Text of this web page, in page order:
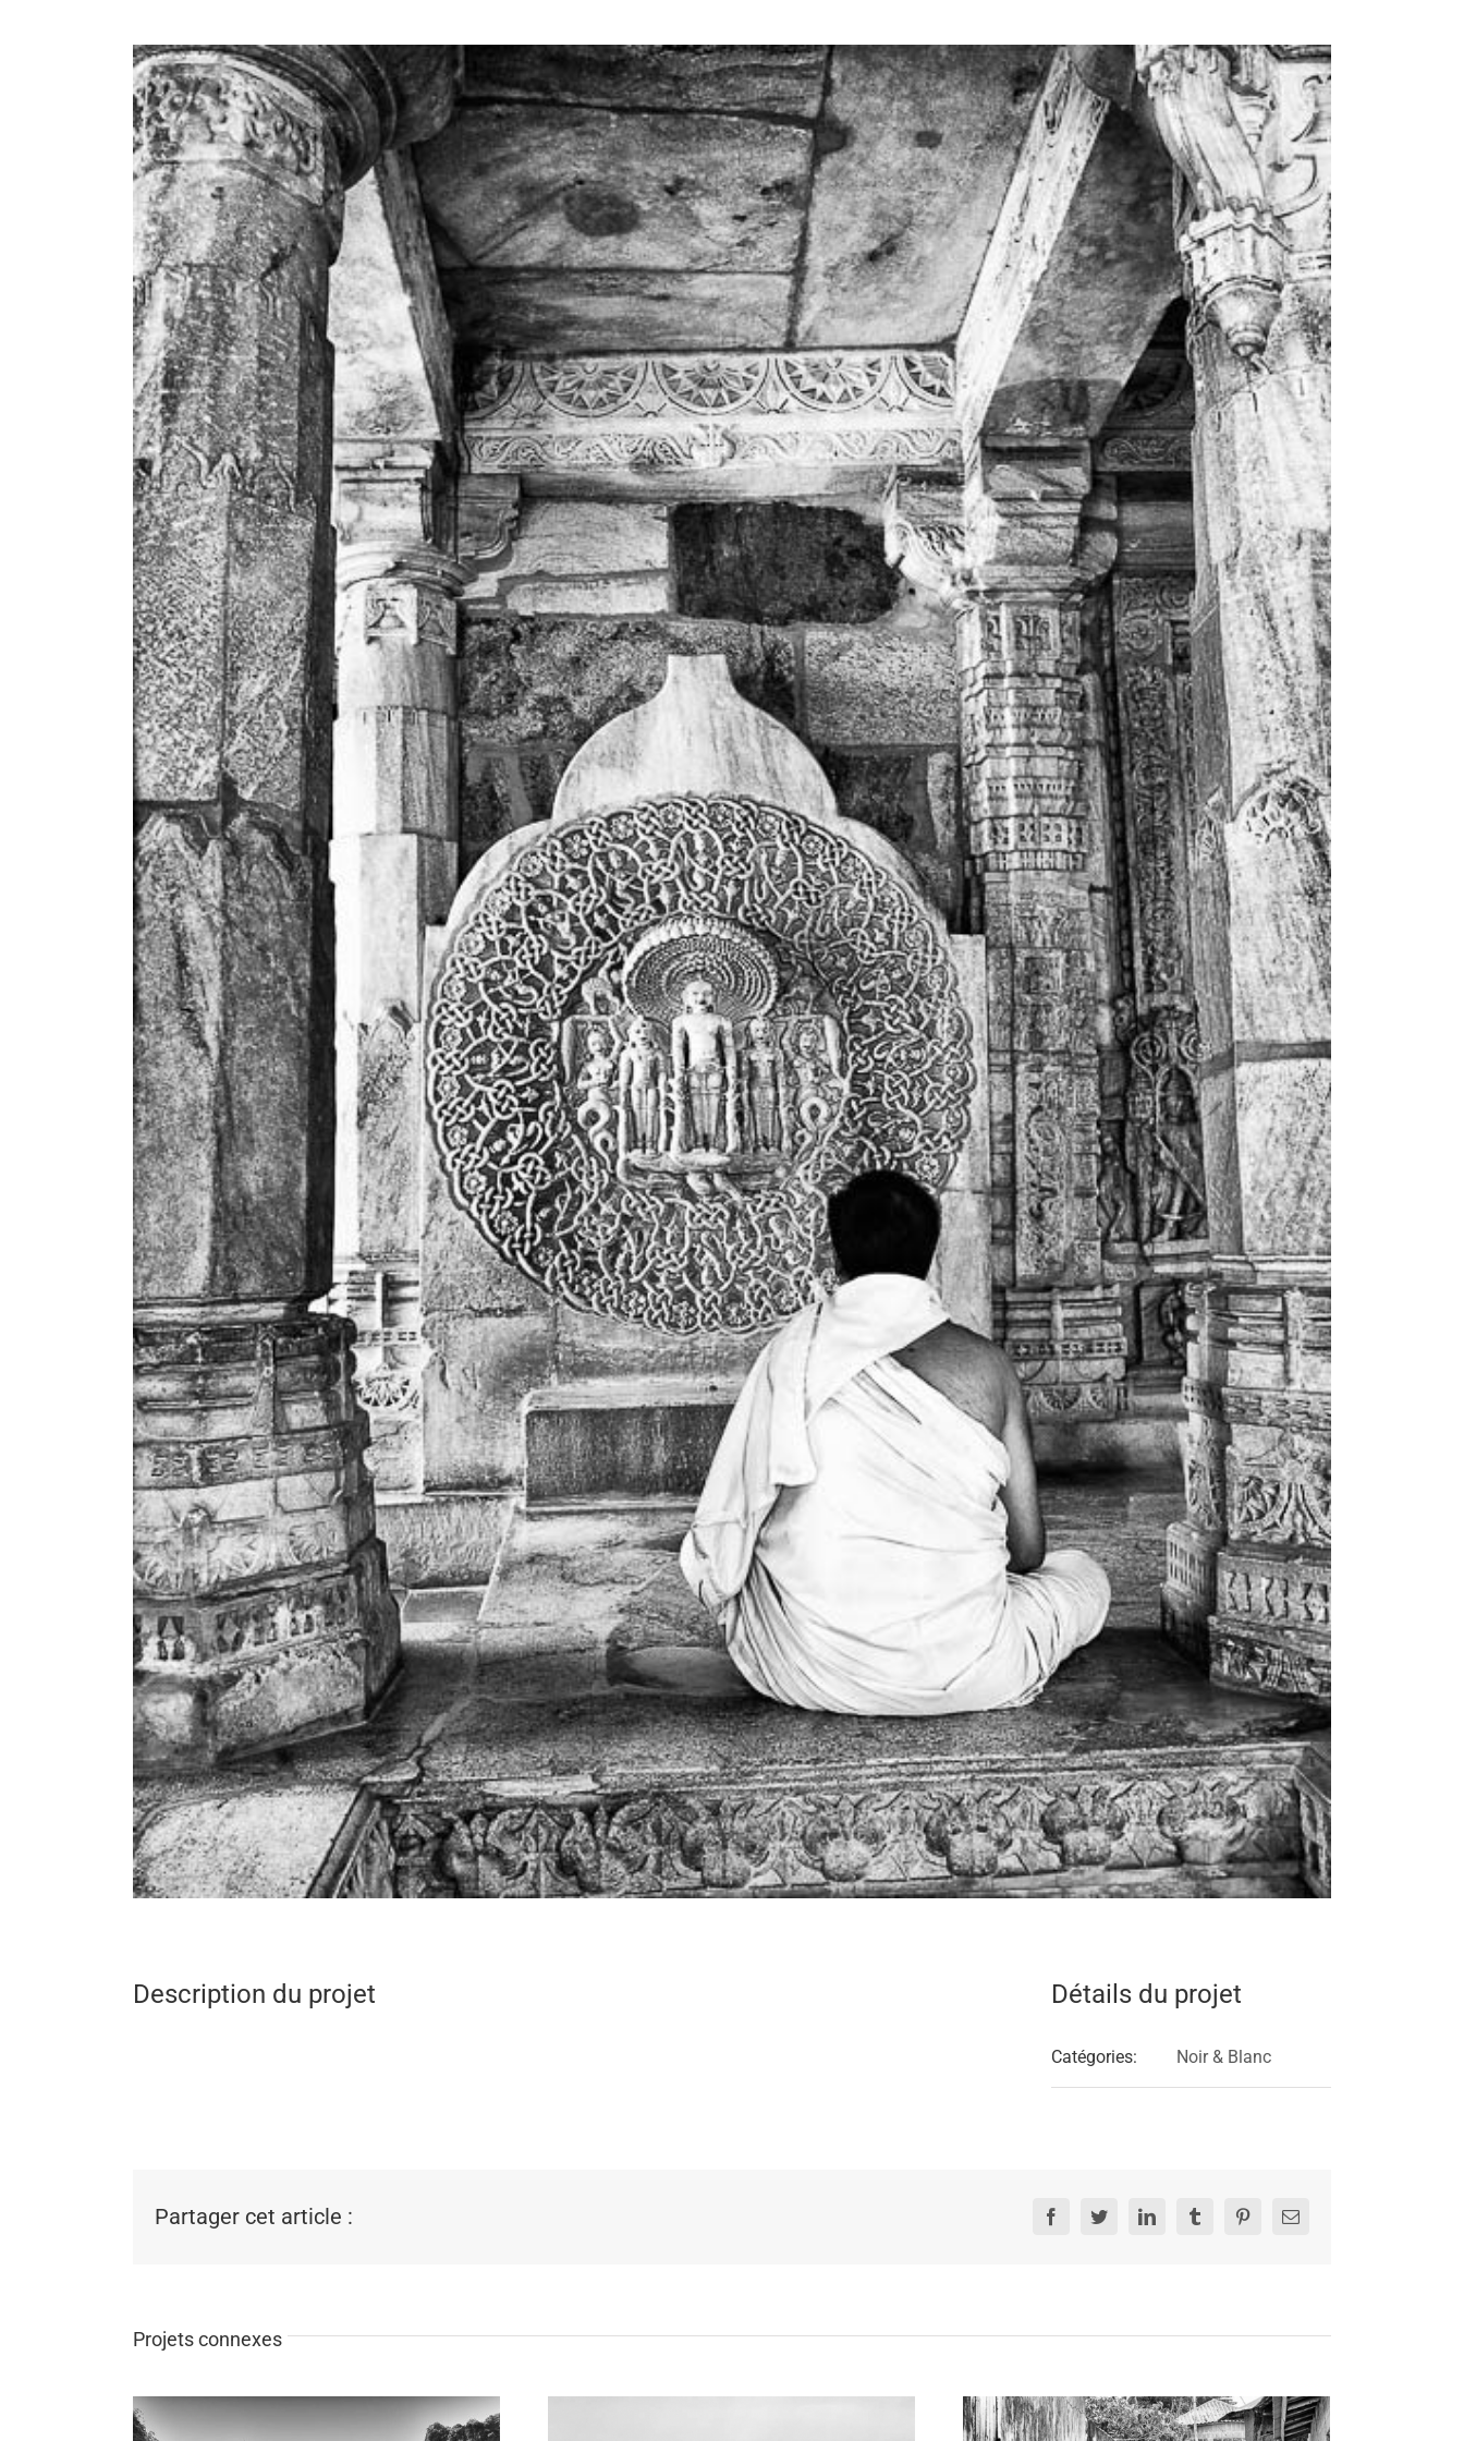
View
Larger
Image
Description du projet Détails du projet
Catégories: Noir & Blanc
Partager cet article : FacebookTwitterLinkedInTumblrPinterestEmail
Projets connexes